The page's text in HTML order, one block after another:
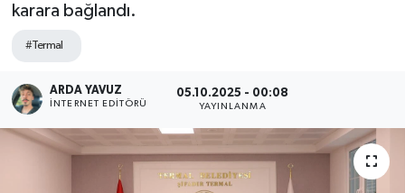
karara bağlandı.
#Termal
ARDA YAVUZ
İNTERNET EDITÖRÜ
05.10.2025 - 00:08
YAYINLANMA
İLÇELERİMİZ
RESMİ İLAN